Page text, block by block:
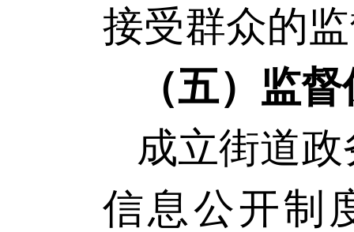
接受群众的
（五）监督
成立街道
信息公开制